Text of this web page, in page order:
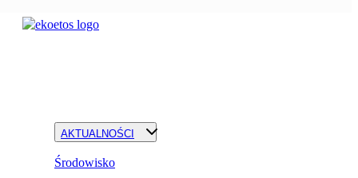
AKTUALNOŚCI
Środowisko